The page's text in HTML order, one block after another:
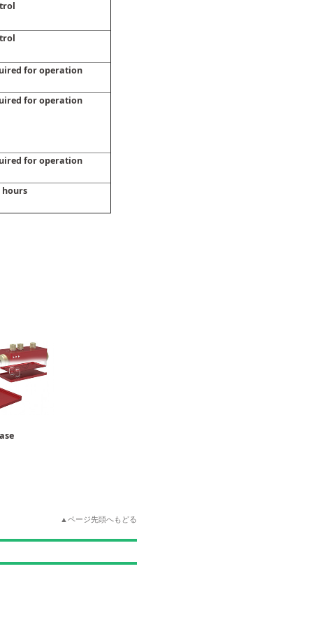
for operation
for operation
for operation
hours
▲ページ先頭へもどる